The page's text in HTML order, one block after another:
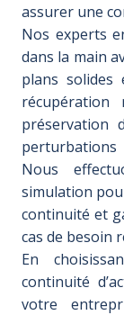
assurer une
Nos experts
dans la main
plans solides
récupération
préservation
Nous
simulation
continuité et
cas de besoin
En
continuité
votre